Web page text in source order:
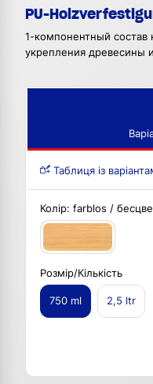
PU-
1-компонентный состав
укрепления древесины
Таблиця із
Колір: farblos /
Розмір/Кількість
750 ml 2,5 ltr